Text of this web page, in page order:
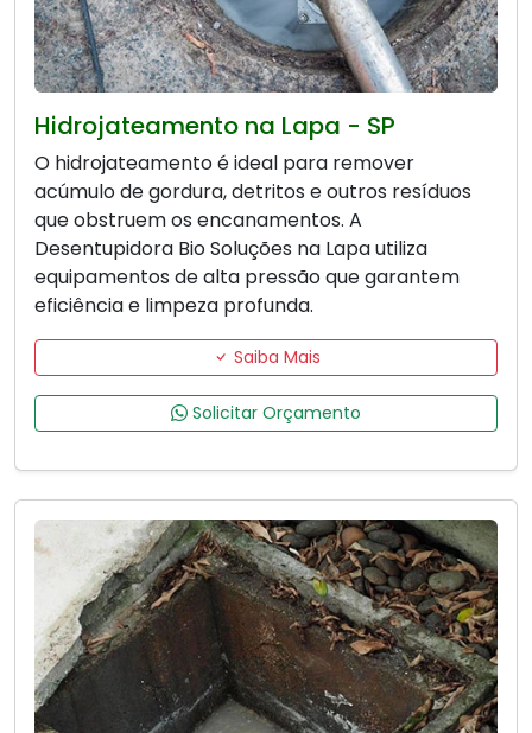
Hidrojateamento na Lapa - SP
O hidrojateamento é ideal para remover
acúmulo de gordura, detritos e outros resíduos
que obstruem os encanamentos. A
Desentupidora Bio Soluções na Lapa utiliza
equipamentos de alta pressão que garantem
eficiência e limpeza profunda.
Saiba Mais
Solicitar Orçamento